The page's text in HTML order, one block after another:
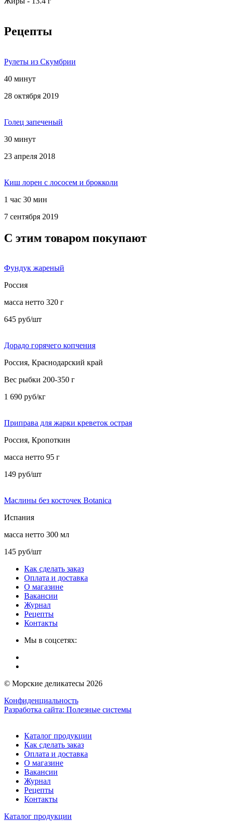
Рецепты
Рулеты из Скумбрии
40 минут
28 октября 2019
Голец запеченый
30 минут
23 апреля 2018
Киш лорен с лососем и брокколи
1 час 30 мин
7 сентября 2019
С этим товаром покупают
Фундук жареный
Россия
масса нетто 320 г
645 руб/шт
Дорадо горячего копчения
Россия, Краснодарский край
Вес рыбки 200-350 г
1 690 руб/кг
Приправа для жарки креветок острая
Россия, Кропоткин
масса нетто 95 г
149 руб/шт
Маслины без косточек Botanica
Испания
масса нетто 300 мл
145 руб/шт
Как сделать заказ
Оплата и доставка
О магазине
Вакансии
Журнал
Рецепты
Контакты
Мы в соцсетях:
© Морские деликатесы 2026
Конфиденциальность
Разработка сайта: Полезные системы
Каталог продукции
Как сделать заказ
Оплата и доставка
О магазине
Вакансии
Журнал
Рецепты
Контакты
Каталог продукции